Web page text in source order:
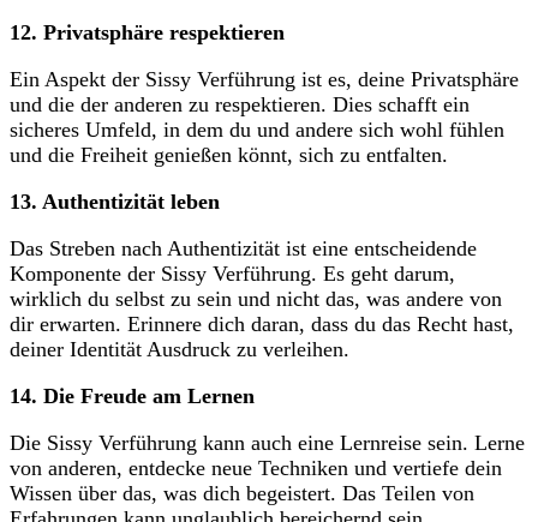
12.⁣ Privatsphäre respektieren
Ein Aspekt der Sissy Verführung ist es, deine Privatsphäre
und die der anderen zu respektieren. Dies schafft ein
sicheres Umfeld, in dem du und andere sich‍ wohl fühlen
und die Freiheit genießen ‌könnt,⁢ sich zu entfalten.
13. Authentizität leben
Das Streben nach Authentizität ist eine‌ entscheidende
Komponente​ der Sissy Verführung. Es geht darum,
wirklich du selbst ⁣zu sein und nicht das,⁤ was andere von
dir⁣ erwarten. Erinnere dich daran, dass du​ das Recht hast,
deiner​ Identität Ausdruck zu‍ verleihen.
14. Die Freude am Lernen
Die Sissy Verführung​ kann auch⁤ eine Lernreise sein. Lerne⁢
von anderen, entdecke neue Techniken und vertiefe dein
Wissen über ‌das, was dich begeistert. Das Teilen ‌von